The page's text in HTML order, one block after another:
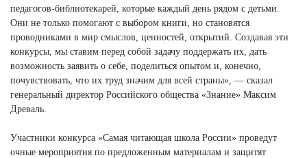
педагогов-библиотекарей, которые каждый день рядом с детьми.
Они не только помогают с выбором книги, но становятся
проводниками в мир смыслов, ценностей, открытий. Создавая эти
конкурсы, мы ставим перед собой задачу поддержать их, дать
возможность заявить о себе, поделиться опытом и, конечно,
почувствовать, что их труд значим для всей страны», — сказал
генеральный директор Российского общества «Знание» Максим
Древаль.
Участники конкурса «Самая читающая школа России» проведут
очные мероприятия по предложенным материалам и защитят